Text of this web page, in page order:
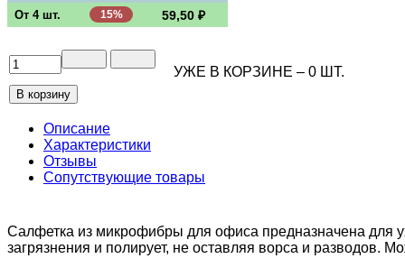
От 4 шт. 15% 59,50 ₽
УЖЕ В КОРЗИНЕ – 0 ШТ.
Описание
Характеристики
Отзывы
Сопутствующие товары
Салфетка из микрофибры для офиса предназначена для
загрязнения и полирует, не оставляя ворса и разводов.